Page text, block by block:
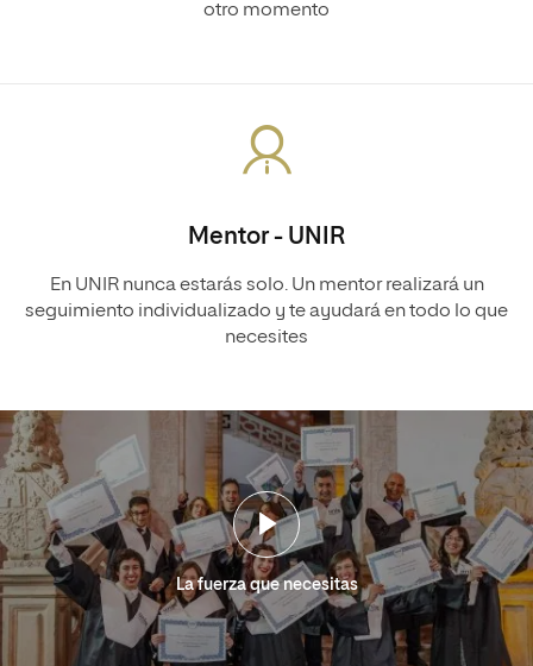
otro momento
Mentor - UNIR
En UNIR nunca estarás solo. Un mentor realizará un
seguimiento individualizado y te ayudará en todo lo que
necesites
La fuerza que necesitas